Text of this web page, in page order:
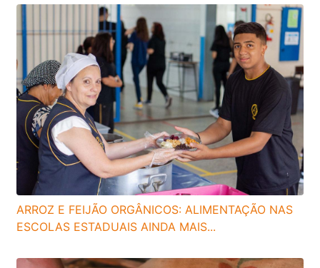
ARROZ E FEIJÃO ORGÂNICOS: ALIMENTAÇÃO NAS
ESCOLAS ESTADUAIS AINDA MAIS...